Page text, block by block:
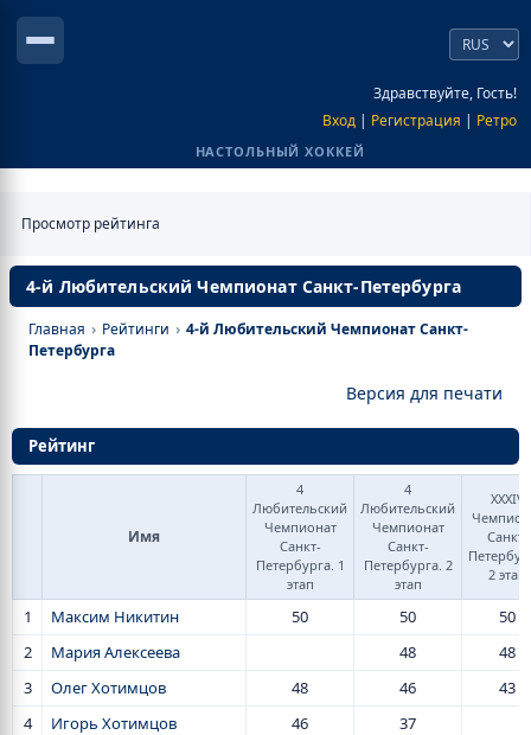
Здравствуйте, Гость!
Вход | Регистрация | Ретро
НАСТОЛЬНЫЙ ХОККЕЙ
Просмотр рейтинга
4-й Любительский Чемпионат Санкт-Петербурга
Главная › Рейтинги › 4-й Любительский Чемпионат Санкт-
Петербурга
Версия для печати
Рейтинг
Имя
4
Любительский
Чемпионат
Санкт-
Петербурга. 1
этап
4
Любительский
Чемпионат
Санкт-
Петербурга. 2
этап
XXXIV
Санкт-
2 этап
1 Максим Никитин 50 50
50
2
Мария Алексеева 48
48
3
Олег Хотимцов 48 46
43
4
Игорь Хотимцов 46
37